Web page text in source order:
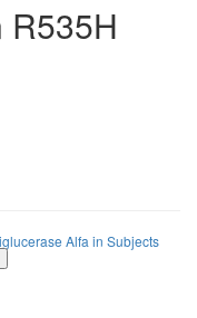
R535H
Alfa in Subjects